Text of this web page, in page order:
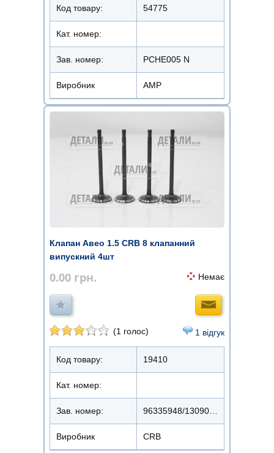
Код товару: 54775
Кат. номер:
Зав. номер: PCHE005 N
Виробник AMP
Клапан Авео 1.5 CRB 8 клапанний
випускний 4шт
0.00 грн. Немає
(1 голос) 1 відгук
Код товару: 19410
Кат. номер:
Зав. номер: 96335948/13090-F5012
Виробник CRB